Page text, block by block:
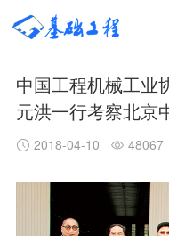
中国工程机械工业
元洪一行考察北京
2018-04-10 48067